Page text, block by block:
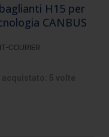
H15 per
CANBUS
COURIER